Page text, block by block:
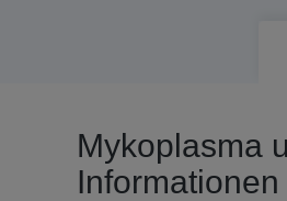
Mykoplasma
Informationen